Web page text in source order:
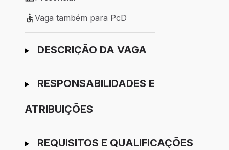
Modelo de trabalho: Presencial
Vaga também para PcD
Vaga também para PcD
Ir para candidatura
DESCRIÇÃO DA VAGA
RESPONSABILIDADES E
ATRIBUIÇÕES
REQUISITOS E QUALIFICAÇÕES